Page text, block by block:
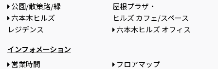
公園/散策路/緑
六本木ヒルズ
レジデンス
屋根プラザ・
ヒルズ カフェ/スペース
六本木ヒルズ オフィス
インフォメーション
営業時間
フロアマップ